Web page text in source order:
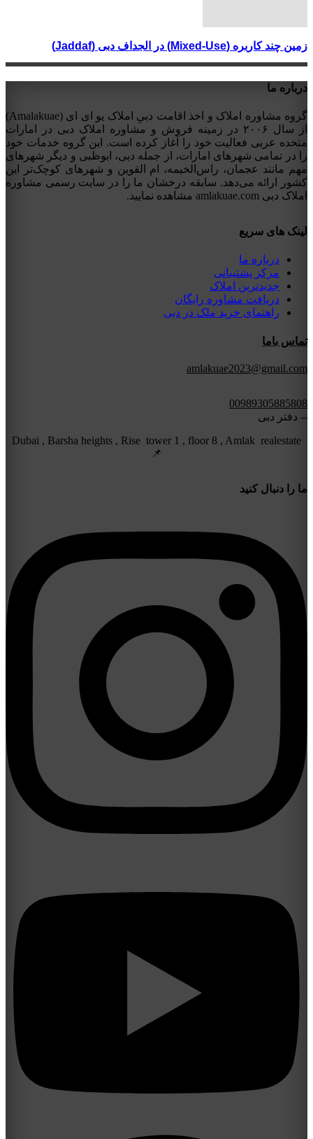
زمین چند کاربره (Mixed-Use) در الجداف دبی (Jaddaf)
درباره ما
گروه مشاوره املاک و اخذ اقامت دبیِ املاک یو ای ای (Amalakuae)
از سال ۲۰۰۶ در زمینه فروش و مشاوره املاک دبی در امارات
متحده عربی فعالیت خود را آغاز کرده است. این گروه خدمات خود
را در تمامی شهرهای امارات، از جمله دبی، ابوظبی و دیگر شهرهای
مهم مانند عجمان، راس‌الخیمه، ام القوین و شهرهای کوچک‌تر این
کشور ارائه می‌دهد. سابقه درخشان ما را در سایت رسمی مشاوره
املاک دبی amlakuae.com مشاهده نمایید.
لینک های سریع
درباره ما
مرکز پشتیبانی
جدیدترین املاک
دریافت مشاوره رایگان
راهنمای خرید ملک در دبی
تماس باما
amlakuae2023@gmail.com
00989305885808
-- دفتر دبی
Dubai , Barsha heights , Rise tower 1 , floor 8 , Amlak realestate
📌
ما را دنبال کنید